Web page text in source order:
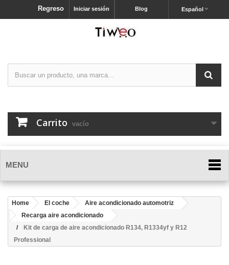
Español
Blog
Iniciar sesión
Regreso
Carrito vacío
MENU
Home El coche
Aire acondicionado automotriz
Recarga aire acondicionado
Kit de carga de aire acondicionado R134, R1334yf y R12
Professional